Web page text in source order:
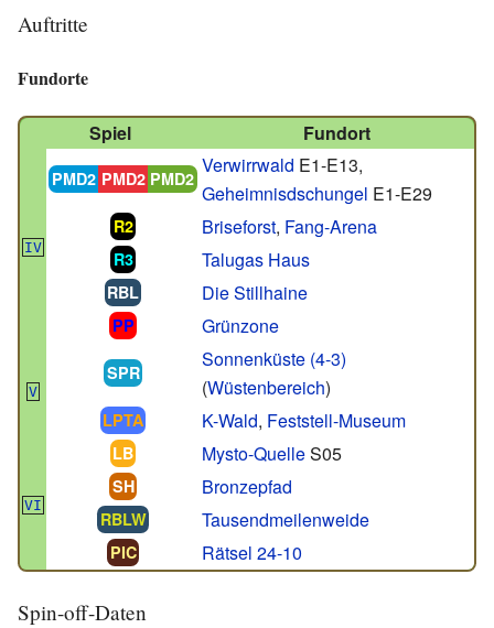
Auftritte
Fundorte
Spiel Fundort
IV
PMD2 PMD2 PMD2
Verwirrwald E1-E13,
Geheimnisdschungel E1-E29
R2 Briseforst, Fang-Arena
R3 Talugas Haus
RBL Die Stillhaine
PP Grünzone
V
SPR
Sonnenküste (4-3)
(Wüstenbereich)
LPTA K-Wald, Feststell-Museum
VI
LB Mysto-QuelleS05
SH Bronzepfad
RBLW Tausendmeilenweide
PIC Rätsel 24-10
Spin-off-Daten